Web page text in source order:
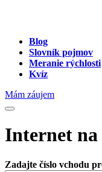
Blog
Slovník pojmov
Meranie rýchlosti
Kvíz
Mám záujem
Internet
Zadajte číslo vchodu